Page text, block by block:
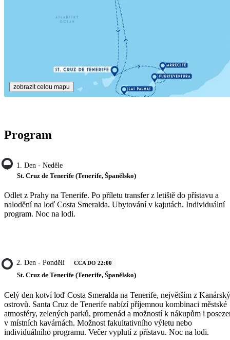
zobrazit celou mapu
Program
1. Den - Neděle
St. Cruz de Tenerife (Tenerife, Španělsko)
Odlet z Prahy na Tenerife. Po příletu transfer z letiště do přístavu a
nalodění na loď Costa Smeralda. Ubytování v kajutách. Individuální
program. Noc na lodi.
2. Den - Pondělí CCA DO 22:00
St. Cruz de Tenerife (Tenerife, Španělsko)
Celý den kotví loď Costa Smeralda na Tenerife, největším z
ostrovů. Santa Cruz de Tenerife nabízí příjemnou kombinaci městské
atmosféry, zelených parků, promenád a možností k nákupům i
v místních kavárnách. Možnost fakultativního výletu nebo
individuálního programu. Večer vyplutí z přístavu. Noc na lodi.